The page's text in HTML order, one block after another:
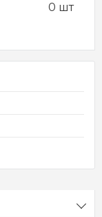
0 шт